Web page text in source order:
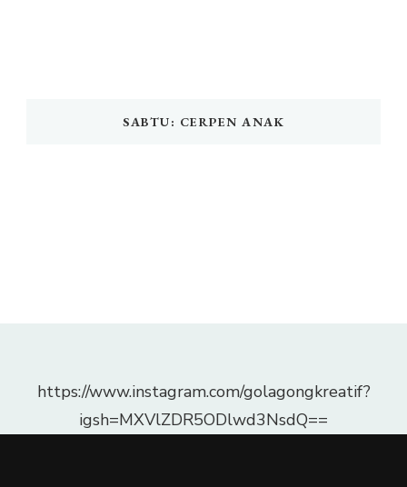
SABTU: CERPEN ANAK
https://www.instagram.com/golagongkreatif?
igsh=MXVlZDR5ODlwd3NsdQ==